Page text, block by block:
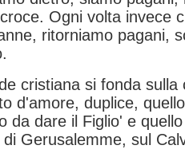
Ogni volta invece
ritorniamo pagani,
cristiana si fonda
d'amore, duplice,
da dare il Figlio' e
di Gerusalemme, sul